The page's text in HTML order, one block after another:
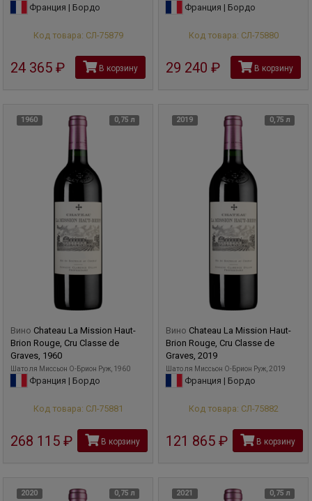
Франция | Бордо
Код товара: СЛ-75879
24 365 рубВ корзину
Франция | Бордо
Код товара: СЛ-75880
29 240 рубВ корзину
1960 0,75 л
Вино Chateau La Mission Haut-
Brion Rouge, Cru Classe de
Graves, 1960
Шато ля Миcсьон О-Брион Руж, 1960
Франция | Бордо
Код товара: СЛ-75881
268 115 рубВ корзину
2019 0,75 л
Вино Chateau La Mission Haut-
Brion Rouge, Cru Classe de
Graves, 2019
Шато ля Миcсьон О-Брион Руж, 2019
Франция | Бордо
Код товара: СЛ-75882
121 865 рубВ корзину
2020 0,75 л 2021 0,75 л